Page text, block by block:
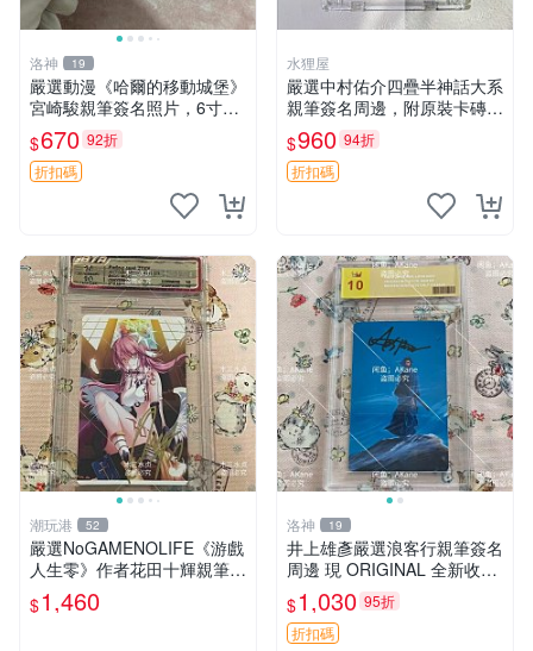
洛神 19
嚴選動漫《哈爾的移動城堡》
宮崎駿親筆簽名照片，6寸含
框珍藏版 哈爾的移動城堡 簽
名照 公仔周邊
$670 92折
折扣碼
水狸屋
嚴選中村佑介四疊半神話大系
親筆簽名周邊，附原裝卡磚
亞克力照片 3寸大小 簽名照
收藏級 周邊商品
$960 94折
折扣碼
潮玩港 52
嚴選NoGAMENOLIFE《游戲
人生零》作者花田十輝親筆簽
名照片，3英寸真品收藏。簽
名經典角色周邊推薦收藏。
$1,460
洛神 19
井上雄彥嚴選浪客行親筆簽名
周邊 現 ORIGINAL 全新收藏
相框附卡磚 尺寸適中 浪客行
筆 記念照
$1,030 95折
折扣碼